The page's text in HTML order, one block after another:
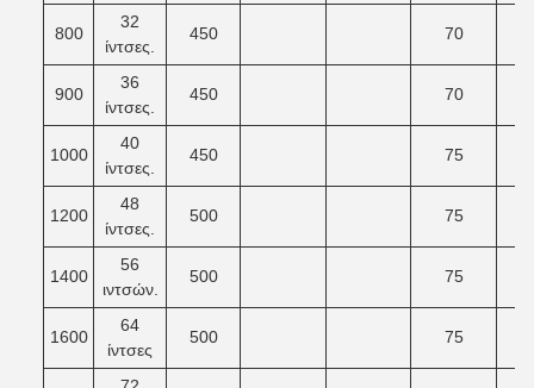
800
32
ίντσες.
450 70
900
36
ίντσες.
450 70
1000
40
ίντσες.
450 75
1200
48
ίντσες.
500 75
1400
56
ιντσών.
500 75
1600
64
ίντσες
500 75